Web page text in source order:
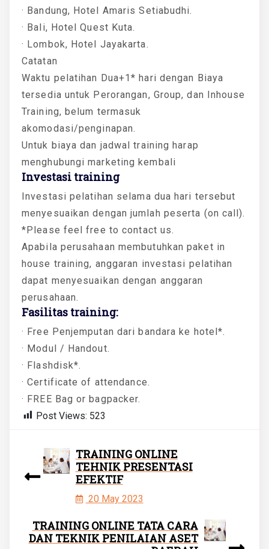
· Bandung, Hotel Amaris Setiabudhi.
· Bali, Hotel Quest Kuta.
· Lombok, Hotel Jayakarta.
Catatan
Waktu pelatihan Dua+1* hari dengan Biaya
tersedia untuk Perorangan, Group, dan Inhouse
Training, belum termasuk
akomodasi/penginapan.
Untuk biaya dan jadwal training harap
menghubungi marketing kembali
Investasi training
Investasi pelatihan selama dua hari tersebut
menyesuaikan dengan jumlah peserta (on call).
*Please feel free to contact us.
Apabila perusahaan membutuhkan paket in
house training, anggaran investasi pelatihan
dapat menyesuaikan dengan anggaran
perusahaan.
Fasilitas training:
· Free Penjemputan dari bandara ke hotel*.
· Modul / Handout.
· Flashdisk*.
· Certificate of attendance.
· FREE Bag or bagpacker.
Post Views: 523
TRAINING ONLINE
TEHNIK PRESENTASI
EFEKTIF
20 May 2023
TRAINING ONLINE TATA CARA
DAN TEKNIK PENILAIAN ASET